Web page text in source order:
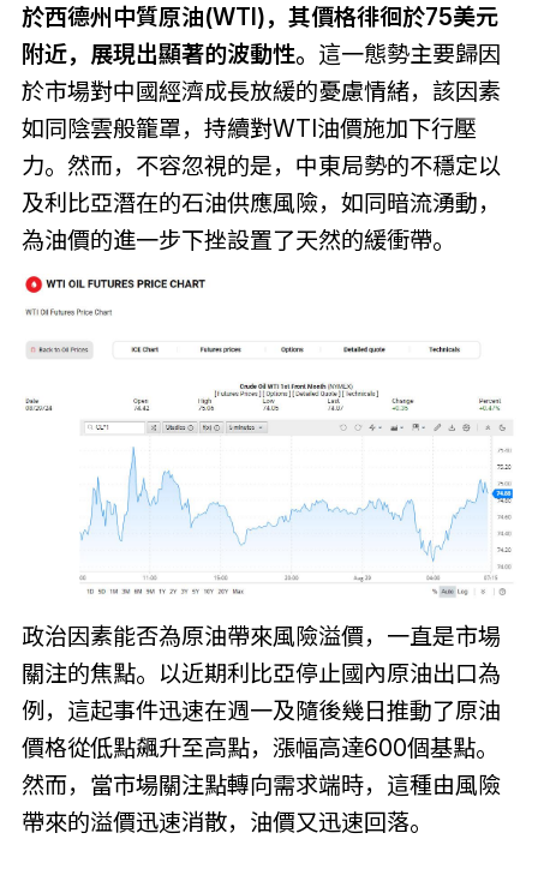
於西德州中質原油(WTI)，其價格徘徊於75美元
附近，展現出顯著的波動性。 這一態勢主要歸因
於市場對中國經濟成長放緩的憂慮情緒，該因素
如同陰雲般籠罩，持續對WTI油價施加下行壓
力。然而，不容忽視的是，中東局勢的不穩定以
及利比亞潛在的石油供應風險，如同暗流湧動，
為油價的進一步下挫設置了天然的緩衝帶。
政治因素能否為原油帶來風險溢價，一直是市場
關注的焦點。以近期利比亞停止國內原油出口為
例，這起事件迅速在週一及隨後幾日推動了原油
價格從低點飆升至高點，漲幅高達600個基點。
然而，當市場關注點轉向需求端時，這種由風險
帶來的溢價迅速消散，油價又迅速回落。